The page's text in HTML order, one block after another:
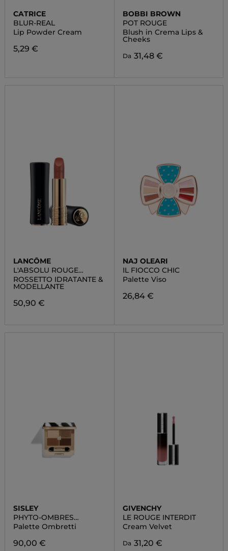
CATRICE
BLUR-REAL
Lip Powder Cream
5,29 €
BOBBI BROWN
POT ROUGE
Blush in Crema Lips &
Cheeks
Da 31,48 €
LANCÔME
L'ABSOLU ROUGE
CREAM
ROSSETTO IDRATANTE &
MODELLANTE
50,90 €
NAJ OLEARI
IL FIOCCO CHIC
Palette Viso
26,84 €
SISLEY
PHYTO-OMBRES
PALETTE
Palette Ombretti
90,00 €
GIVENCHY
LE ROUGE INTERDIT
Cream Velvet
Da 31,20 €